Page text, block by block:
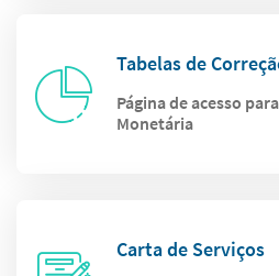
Tabelas de
Página de acesso
Monetária
Carta de Serviços